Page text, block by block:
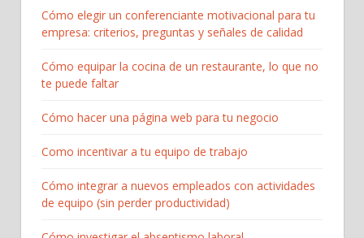
Cómo elegir un conferenciante motivacional para tu
empresa: criterios, preguntas y señales de calidad
Cómo equipar la cocina de un restaurante, lo que no
te puede faltar
Cómo hacer una página web para tu negocio
Como incentivar a tu equipo de trabajo
Cómo integrar a nuevos empleados con actividades
de equipo (sin perder productividad)